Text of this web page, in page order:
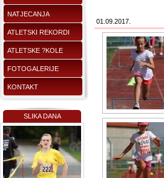
NATJECANJA
ATLETSKI REKORDI
ATLETSKE ?KOLE
FOTOGALERIJE
KONTAKT
SLIKA DANA
01.09.2017.